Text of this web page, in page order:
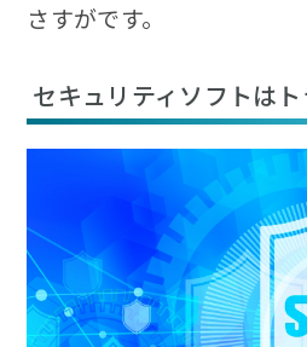
さすがです。
セキュリティソフトは